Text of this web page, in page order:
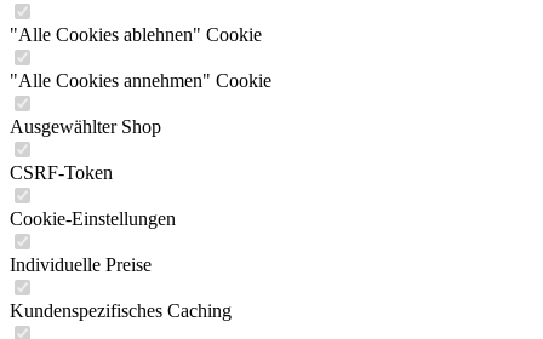
"Alle Cookies ablehnen" Cookie
"Alle Cookies annehmen" Cookie
Ausgewählter Shop
CSRF-Token
Cookie-Einstellungen
Individuelle Preise
Kundenspezifisches Caching